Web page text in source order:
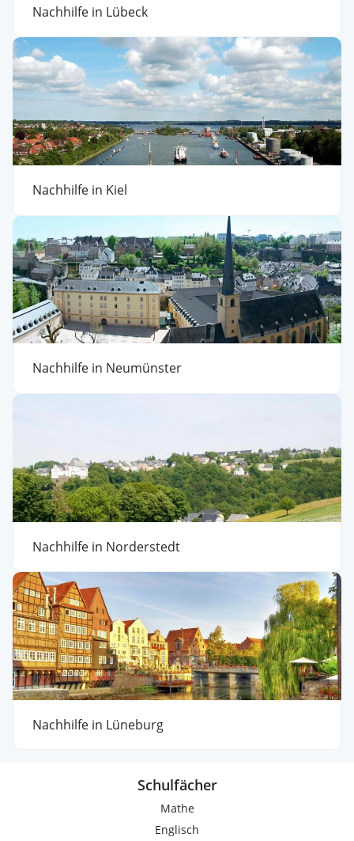
Nachhilfe in Lübeck
Nachhilfe in Kiel
Nachhilfe in Neumünster
Nachhilfe in Norderstedt
Nachhilfe in Lüneburg
Schulfächer
Mathe
Englisch